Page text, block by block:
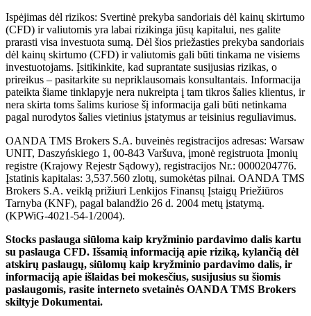
Ispėjimas dėl rizikos: Svertinė prekyba sandoriais dėl kainų skirtumo
(CFD) ir valiutomis yra labai rizikinga jūsų kapitalui, nes galite
prarasti visa investuota sumą. Dėl šios priežasties prekyba sandoriais
dėl kainų skirtumo (CFD) ir valiutomis gali būti tinkama ne visiems
investuotojams. Įsitikinkite, kad suprantate susijusias rizikas, o
prireikus – pasitarkite su nepriklausomais konsultantais. Informacija
pateikta šiame tinklapyje nera nukreipta į tam tikros šalies klientus, ir
nera skirta toms šalims kuriose šį informacija gali būti netinkama
pagal nurodytos šalies vietinius įstatymus ar teisinius reguliavimus.
OANDA TMS Brokers S.A. buveinės registracijos adresas: Warsaw
UNIT, Daszyńskiego 1, 00-843 Varšuva, įmonė registruota Įmonių
registre (Krajowy Rejestr Sądowy), registracijos Nr.: 0000204776.
Įstatinis kapitalas: 3,537.560 zlotų, sumokėtas pilnai. OANDA TMS
Brokers S.A. veiklą prižiuri Lenkijos Finansų Įstaigų Priežiūros
Tarnyba (KNF), pagal balandžio 26 d. 2004 metų įstatymą.
(KPWiG-4021-54-1/2004).
Stocks paslauga siūloma kaip kryžminio pardavimo dalis kartu
su paslauga CFD. Išsamią informaciją apie riziką, kylančią dėl
atskirų paslaugų, siūlomų kaip kryžminio pardavimo dalis, ir
informaciją apie išlaidas bei mokesčius, susijusius su šiomis
paslaugomis, rasite interneto svetainės OANDA TMS Brokers
skiltyje Dokumentai.